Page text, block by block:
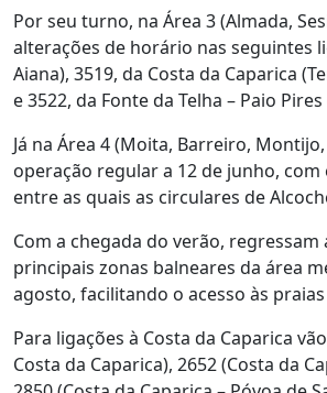
Por seu turno, na Área 3 (Almada,
alterações de horário nas seguintes
Aiana), 3519, da Costa da Caparica
e 3522, da Fonte da Telha – Paio
Já na Área 4 (Moita, Barreiro,
operação regular a 12 de junho,
entre as quais as circulares de
Com a chegada do verão,
principais zonas balneares da área
agosto, facilitando o acesso às
Para ligações à Costa da Caparica
Costa da Caparica), 2652 (Costa da